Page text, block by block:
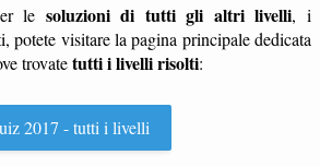
le soluzioni di tutti gli altri livelli, i
potete visitare la pagina principale dedicata
trovatetutti i livelli risolti:
2017 - tutti i livelli